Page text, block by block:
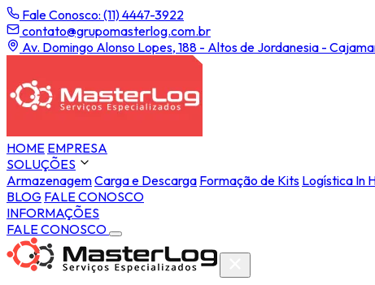
Fale Conosco: (11) 4447-3922
contato@grupomasterlog.com.br
Av. Domingo Alonso Lopes, 188 - Altos de Jordanesia -
HOME EMPRESA
SOLUÇÕES
ArmazenagemCarga e Descarga Formação de Kits Logística In
BLOG FALE CONOSCO
INFORMAÇÕES
FALE CONOSCO